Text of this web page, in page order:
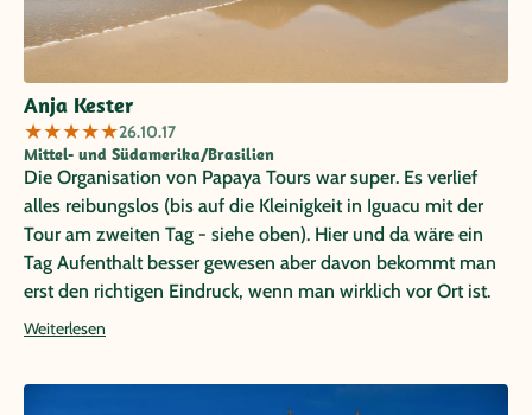
Anja Kester
★★★★★26.10.17
Mittel- und Südamerika/Brasilien
Die Organisation von Papaya Tours war super. Es verlief
alles reibungslos (bis auf die Kleinigkeit in Iguacu mit der
Tour am zweiten Tag - siehe oben). Hier und da wäre ein
Tag Aufenthalt besser gewesen aber davon bekommt man
erst den richtigen Eindruck, wenn man wirklich vor Ort ist.
Weiterlesen